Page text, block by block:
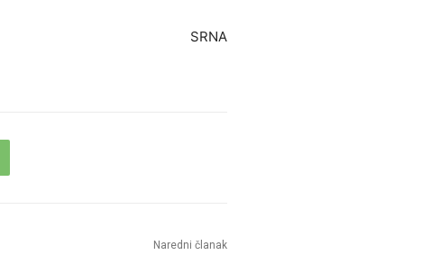
SRNA
Naredni članak